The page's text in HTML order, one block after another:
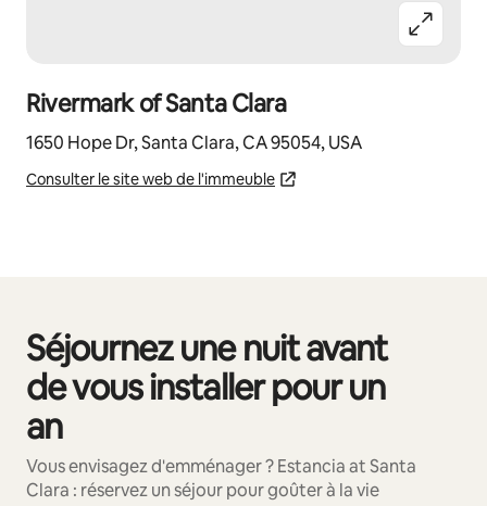
Rivermark of Santa Clara
1650 Hope Dr, Santa Clara, CA 95054, USA
Consulter le site web de l'immeuble
Séjournez une nuit avant
de vous installer pour un
an
Vous envisagez d'emménager ? Estancia at Santa
Clara : réservez un séjour pour goûter à la vie
0 sur 0 élément visible